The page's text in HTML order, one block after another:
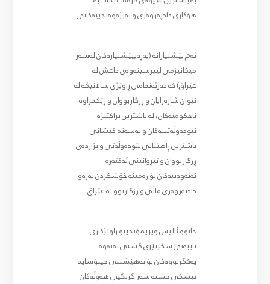
هۆکاری دادپەروەری و بەرژەوەندییەکانی.
ئەم پێشنیارانە (پەڕەیپێشنیارەکان لەسەر
میکانیزمی لێپرسینەوەی داعش لە
عێراق) کە دەرئەنجامی ڕاوێژی ساڵانێکە لە
نێوان شارەزایان و ڕزگاربووان و ڕێکخراوە
ناحکومیەکان، لە باشترین پراکتیزە
نێودەوڵەتییەکان و پەسەند کێشانی
باشترین ڕاهێنانی نێودەوڵەتی و بژاردەی
ڕزگاربووان و تێڕوانینی ئەکتەرە
نەتەوەییەکان بۆ زەمینە خۆشکردن بەرەو
دادپەروەری ماڵی و ڕزگاربوو لە عێراق
خاتوو ئالیس ویریمۆندیتۆ ڕاوێژکاری
تایبەتی سکرتێری گشتی نەتەوە
یەکگرتووەکان بۆ نەهێشتنی جینۆساید
تیشکی خستە سەر گرنگیی هەوڵەکان